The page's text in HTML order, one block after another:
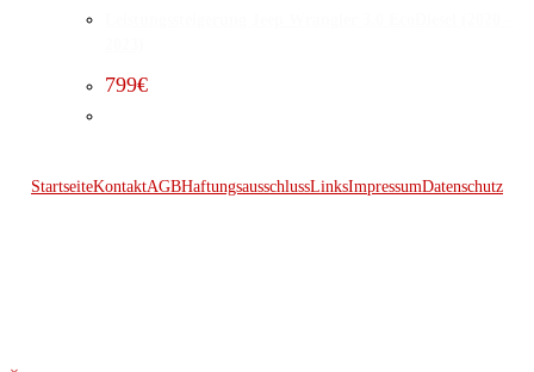
799€
StartseiteKontaktAGBHaftungsausschlussLinksImpressumDatenschutz